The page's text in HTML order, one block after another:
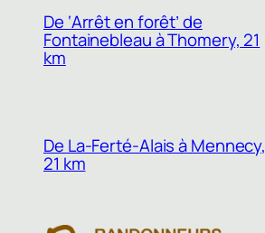
De ‘Arrêt en forêt’ de
Fontainebleau à Thomery, 21
km
De La-Ferté-Alais à Mennecy,
21 km